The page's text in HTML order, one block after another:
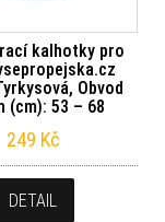
kalhotky pro
Obvod
(cm): 53 – 68
249 Kč
DETAIL